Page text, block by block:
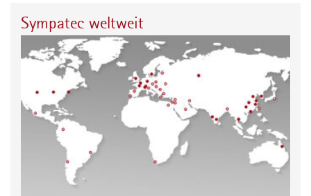
Sympatec weltweit